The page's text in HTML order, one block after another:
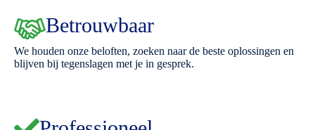
Betrouwbaar
We houden onze beloften, zoeken naar de beste oplossingen en
blijven bij tegenslagen met je in gesprek.